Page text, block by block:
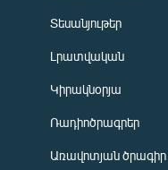
Տեսանյութեր
Լրատվական
Կիրակնօրյա
Ռադիոծրագրեր
Առավոտյան ծրագիր